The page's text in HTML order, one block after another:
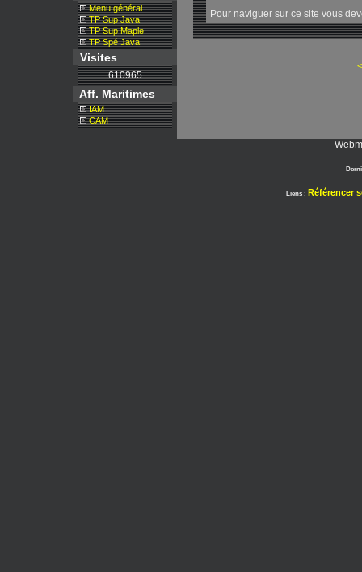
Menu général
TP Sup Java
TP Sup Maple
TP Spé Java
Visites
610965
Aff. Maritimes
IAM
CAM
Pour naviguer sur ce site vous
Liens : Référencer